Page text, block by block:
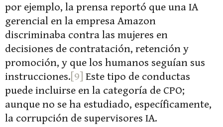
por ejemplo, la prensa reportó que una IA
gerencial en la empresa Amazon
discriminaba contra las mujeres en
decisiones de contratación, retención y
promoción, y que los humanos seguían sus
instrucciones. [9] Este tipo de conductas
puede incluirse en la categoría de CPO;
aunque no se ha estudiado, específicamente,
la corrupción de supervisores IA.